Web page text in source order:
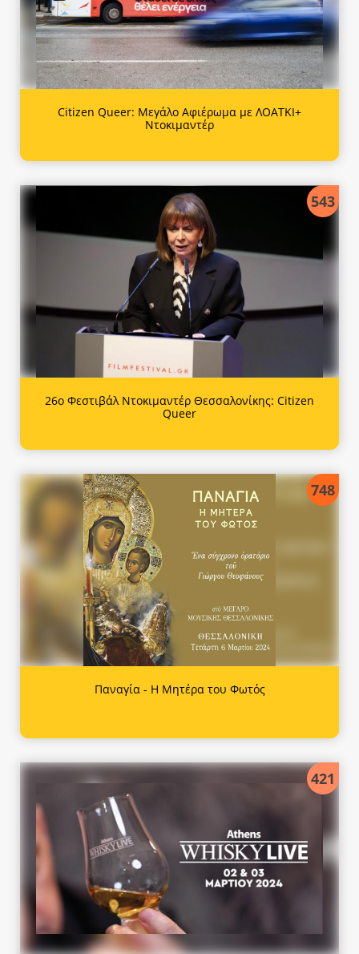
Citizen Queer: Μεγάλο Αφιέρωμα με ΛΟΑΤΚΙ+
Ντοκιμαντέρ
543
26ο Φεστιβάλ Ντοκιμαντέρ Θεσσαλονίκης: Citizen
Queer
748
Παναγία - Η Μητέρα του Φωτός
421